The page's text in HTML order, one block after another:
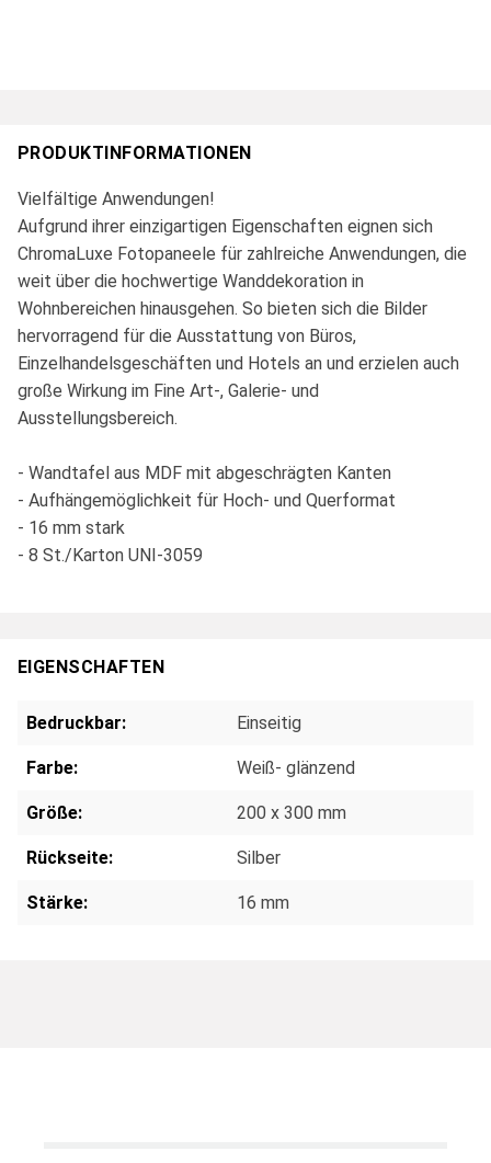
PRODUKTINFORMATIONEN
Vielfältige Anwendungen!
Aufgrund ihrer einzigartigen Eigenschaften eignen sich
ChromaLuxe Fotopaneele für zahlreiche Anwendungen, die
weit über die hochwertige Wanddekoration in
Wohnbereichen hinausgehen. So bieten sich die Bilder
hervorragend für die Ausstattung von Büros,
Einzelhandelsgeschäften und Hotels an und erzielen auch
große Wirkung im Fine Art-, Galerie- und
Ausstellungsbereich.
- Wandtafel aus MDF mit abgeschrägten Kanten
- Aufhängemöglichkeit für Hoch- und Querformat
- 16 mm stark
- 8 St./Karton UNI-3059
EIGENSCHAFTEN
Bedruckbar: Einseitig
Farbe: Weiß- glänzend
Größe: 200 x 300 mm
Rückseite: Silber
Stärke: 16 mm